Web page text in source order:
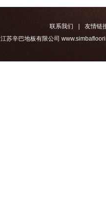
联系我们
友情链
江苏辛巴地板有限公司